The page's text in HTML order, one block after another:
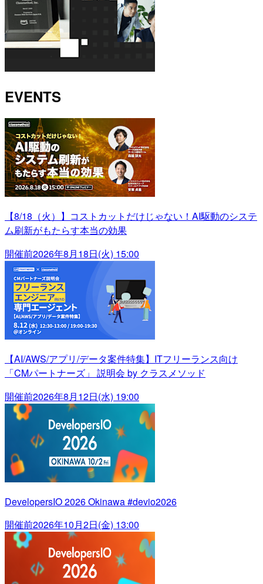
EVENTS
【8/18（火）】コストカットだけじゃない！AI駆動のシステ
ム刷新がもたらす本当の効果
開催前2026年8月18日(火) 15:00
【AI/AWS/アプリ/データ案件特集】ITフリーランス向け
「CMパートナーズ」 説明会 by クラスメソッド
開催前2026年8月12日(水) 19:00
DevelopersIO 2026 Okinawa #devio2026
開催前2026年10月2日(金) 13:00